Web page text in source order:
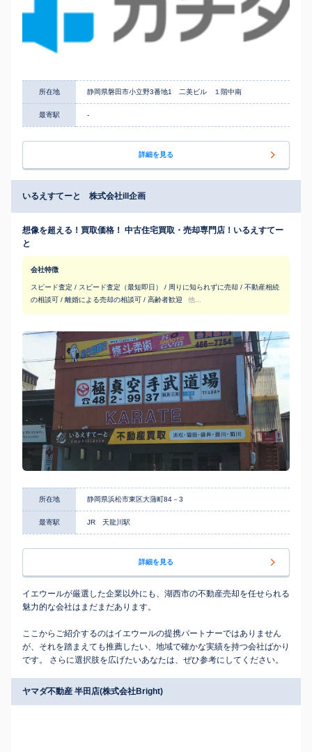
所在地 静岡県磐田市小立野3番地1 二美ビル １階中南
最寄駅 -
詳細を見る
いるえすてーと 株式会社ill企画
想像を超える！買取価格！ 中古住宅買取・売却専門店！いるえすてー
と
会社特徴
スピード査定 / スピード査定（最短即日） / 周りに知られずに売却 / 不動産相続
の相談可 / 離婚による売却の相談可 / 高齢者歓迎
他...
所在地 静岡県浜松市東区大蒲町84－3
最寄駅 JR 天龍川駅
詳細を見る
イエウールが厳選した企業以外にも、湖西市の不動産売却を任せられる
魅力的な会社はまだまだあります。
ここからご紹介するのはイエウールの提携パートナーではありません
が、それを踏まえても推薦したい、地域で確かな実績を持つ会社ばかり
です。 さらに選択肢を広げたいあなたは、ぜひ参考にしてください。
ヤマダ不動産 半田店(株式会社Bright)